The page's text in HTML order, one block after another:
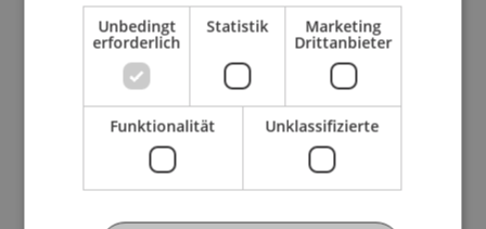
Aufsichtsbehörde. Auf Anfrage berät der
Datenschutzbeauftragte im Zusammenhang mit
der Durchführung einer Datenschutz-
Folgenabschätzung.
Über diese Aufgaben hinaus können dem
Datenschutzbeauftragten weitere Pflichten
Unbedingt
erforderlich
Statistik Marketing
Drittanbieter
Funktionalität Unklassifizierte